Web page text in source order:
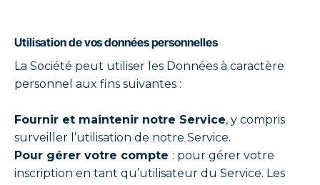
Utilisation de vos données personnelles
La Société peut utiliser les Données à caractère
personnel aux fins suivantes :
Fournir et maintenir notre Service, y compris
surveiller l’utilisation de notre Service.
Pour gérer votre compte : pour gérer votre
inscription en tant qu’utilisateur du Service. Les